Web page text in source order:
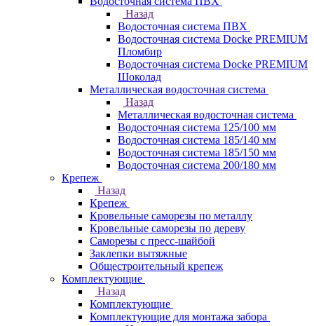
Назад
Водосточная система ПВХ
Водосточная система Docke PREMIUM
Пломбир
Водосточная система Docke PREMIUM
Шоколад
Металлическая водосточная система
Назад
Металлическая водосточная система
Водосточная система 125/100 мм
Водосточная система 185/140 мм
Водосточная система 185/150 мм
Водосточная система 200/180 мм
Крепеж
Назад
Крепеж
Кровельные саморезы по металлу
Кровельные саморезы по дереву
Саморезы с пресс-шайбой
Заклепки вытяжные
Общестроительный крепеж
Комплектующие
Назад
Комплектующие
Комплектующие для монтажа забора